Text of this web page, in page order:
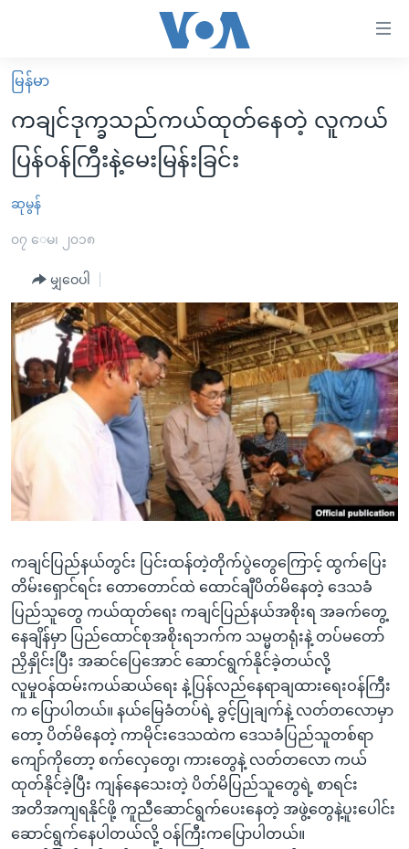
လွယ်ကူ
စေ
သည့်
Link
များ
ပင်မ
ကျော်
ကြည့်
ရန်
ပင်မ
အ
သို့
ကျော်
ရန်
ရှာဖွေ
ရန်
နေရာ
သို့
ကျော်
ရန်
မူလစာမျက်နှာ
မြန်မာ
ကမ္ဘာ့သတင်းများ
နိုင်ငံတကာ
အစ္စရေး-ပါလက်စတိုင်း
ဗွီဒီယို
အင်္ဂလိပ်စာလေ့လာမယ်
အမေရိကန်သုံးအီဒီယံ
မကြေးမုံရဲ့ အင်္ဂလိပ်စာ
ရုပ်ရှင်ထဲက အင်္ဂလိပ်စာ
သုတပဒေသာ အင်္ဂလိပ်စာ
အပတ်စဉ်ကဏ္ဍများ
ရေဒီယို
တီဗွီ
ရေဒီယိုနှင့်ရုပ်သံ အချက်အလက်များ
ရေဒီယို/တီဗွီအစီအစဉ်
Learning English
ဗွီအိုအေ လူမှုကွန်ယက်များ
ဘာသာစကားများ
မြန်မာ
ကချင်ဒုက္ခသည်ကယ်ထုတ်နေတဲ့ လူကယ်
ပြန်ဝန်ကြီးနဲ့မေးမြန်းခြင်း
ဆုမွန်
၀၇ ေမ၊ ၂၀၁၈
မျှဝေပါ
ကချင်ပြည်နယ်တွင်း ပြင်းထန်တဲ့တိုက်ပွဲတွေကြောင့် ထွက်ပြေး
တိမ်းရှောင်ရင်း တောတောင်ထဲ ထောင်ချီပိတ်မိနေတဲ့ ဒေသခံ
ပြည်သူတွေ ကယ်ထုတ်ရေး ကချင်ပြည်နယ်အစိုးရ အခက်တွေ့
နေချိန်မှာ ပြည်ထောင်စုအစိုးရဘက်က သမ္မတရုံးနဲ့ တပ်မတော်
ညှိနှိုင်းပြီး အဆင်ပြေအောင် ဆောင်ရွက်နိုင်ခဲ့တယ်လို့
လူမှုဝန်ထမ်းကယ်ဆယ်ရေး နဲ့ပြန်လည်နေရာချထားရေးဝန်ကြီး
က ပြောပါတယ်။ နယ်မြေခံတပ်ရဲ့ ခွင့်ပြုချက်နဲ့ လတ်တလောမှာ
တော့ ပိတ်မိနေတဲ့ ကာမိုင်းဒေသထဲက ဒေသခံပြည်သူတစ်ရာ
ကျော်ကိုတော့ စက်လှေတွေ၊ ကားတွေနဲ့ လတ်တလော ကယ်
ထုတ်နိုင်ခဲ့ပြီး ကျန်နေသေးတဲ့ ပိတ်မိပြည်သူတွေရဲ့ စာရင်း
အတိအကျရနိုင်ဖို့ ကူညီဆောင်ရွက်ပေးနေတဲ့ အဖွဲ့တွေနဲ့ပူးပေါင်း
ဆောင်ရွက်နေပါတယ်လို့ ဝန်ကြီးကပြောပါတယ်။